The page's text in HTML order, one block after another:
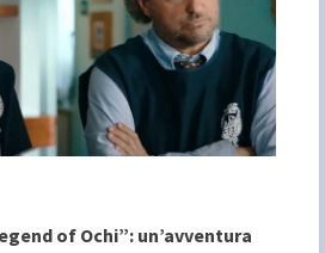
of Ochi”: un’avventura